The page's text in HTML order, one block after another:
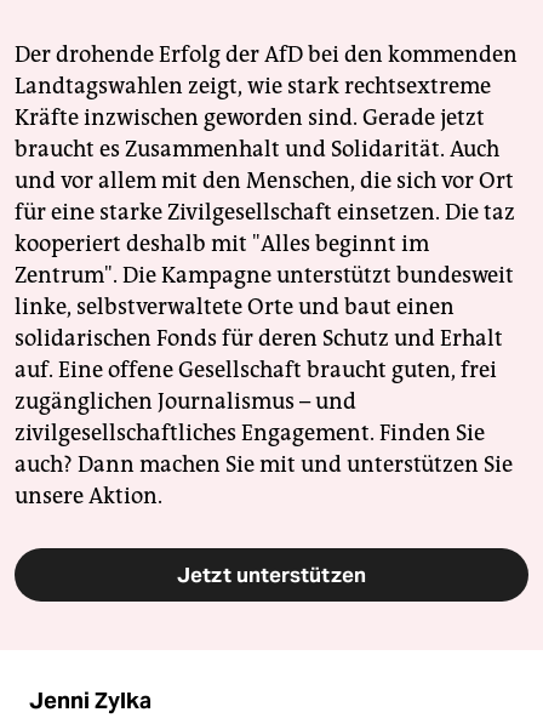
Der drohende Erfolg der AfD bei den kommenden
Landtagswahlen zeigt, wie stark rechtsextreme
Kräfte inzwischen geworden sind. Gerade jetzt
braucht es Zusammenhalt und Solidarität. Auch
und vor allem mit den Menschen, die sich vor Ort
für eine starke Zivilgesellschaft einsetzen. Die taz
kooperiert deshalb mit "Alles beginnt im
Zentrum". Die Kampagne unterstützt bundesweit
linke, selbstverwaltete Orte und baut einen
solidarischen Fonds für deren Schutz und Erhalt
auf. Eine offene Gesellschaft braucht guten, frei
zugänglichen Journalismus – und
zivilgesellschaftliches Engagement. Finden Sie
auch? Dann machen Sie mit und unterstützen Sie
unsere Aktion.
Jetzt unterstützen
Jenni Zylka